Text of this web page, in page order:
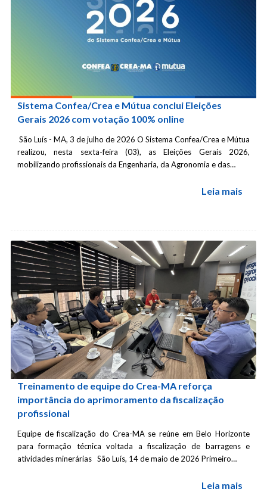
Sistema Confea/Crea e Mútua conclui Eleições
Gerais 2026 com votação 100% online
São Luís - MA, 3 de julho de 2026 O Sistema Confea/Crea e Mútua
realizou, nesta sexta-feira (03), as Eleições Gerais 2026,
mobilizando profissionais da Engenharia, da Agronomia e das…
Leia mais
Treinamento de equipe do Crea-MA reforça
importância do aprimoramento da fiscalização
profissional
Equipe de fiscalização do Crea-MA se reúne em Belo Horizonte
para formação técnica voltada a fiscalização de barragens e
atividades minerárias São Luís, 14 de maio de 2026 Primeiro…
Leia mais